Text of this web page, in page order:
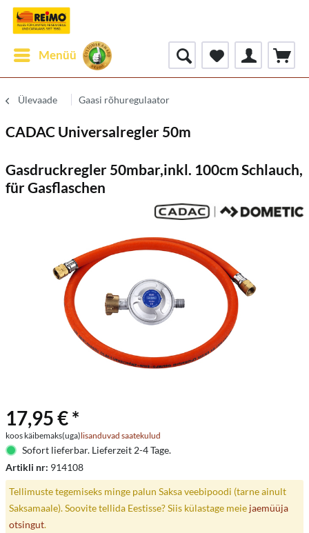
Menüü
Ülevaade Gaasi rõhuregulaator
CADAC Universalregler 50m
Gasdruckregler 50mbar,inkl. 100cm Schlauch,
für Gasflaschen
17,95 € *
koos käibemaks(uga)lisanduvad saatekulud
Sofort lieferbar. Lieferzeit 2-4 Tage.
Artikli nr: 914108
Tellimuste tegemiseks minge palun Saksa veebipoodi (tarne ainult
Saksamaale). Soovite tellida Eestisse? Siis külastage meie jaemüüja
otsingut.